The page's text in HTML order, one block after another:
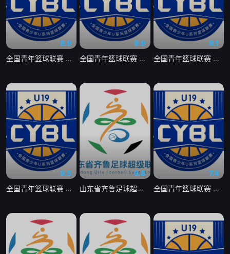
8.9
全国青年篮球联赛 辽宁沈阳三生89-62浙江稠州银行20260808
9.9
全国青年篮球联赛 辽宁沈阳三生73-60新疆广汇20260809
9.1
全国青年篮球联赛 四川锦城69-62吉林东北虎20260808
9.5
全国青年篮球联赛 龙狮青年61-76浙江广厦20260808
9.8
山东省齐鲁足球超级联赛 青岛平企联青春VS淄博齐稷锐思达20260809
7.4
全国青年篮球联赛 山东山高83-78辽宁沈阳三生20260807